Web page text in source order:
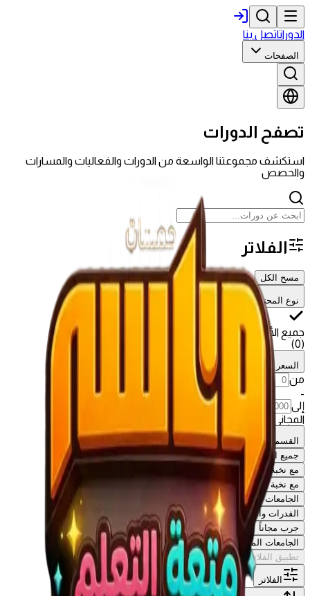
الدوراتاتصل بنا
الصفحات
تصفح الدورات
استكشف مجموعتنا الواسعة من الدورات والفعاليات والمسارات
والحصص
الفلاتر
مسح الكل
نوع المحتوى
جميع الأقسام
(
0
)
السعر
من
-
إلى
المجاني فقط
القسم
جميع الأقسام
مع نخبة الخبراء
مع نخبة الخبراء
الجامعات السعودية
القدرات والتحصيلي
جرب مجاناً
الجامعات المصرية
تطبيق الفلاتر
الفلاتر